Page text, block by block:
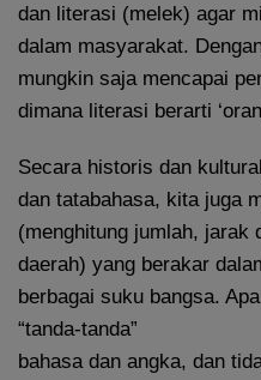
dan literasi (melek) agar
dalam masyarakat.
mungkin saja mencapai
dimana literasi berarti
Secara historis dan
dan tatabahasa, kita juga
(menghitung jumlah, jarak
daerah) yang berakar
berbagai suku bangsa.
“tanda-tanda”
bahasa dan angka, dan